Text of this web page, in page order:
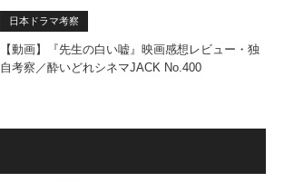
日本ドラマ考察
【動画】『先生の白い嘘』映画感想レビュー・独
自考察／酔いどれシネマJACK No.400